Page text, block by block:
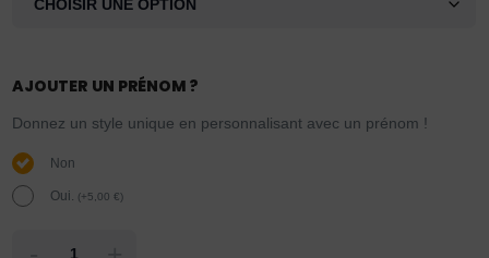
AJOUTER UN PRÉNOM ?
Donnez un style unique en personnalisant avec un prénom !
Non
Oui. (+5,00€)